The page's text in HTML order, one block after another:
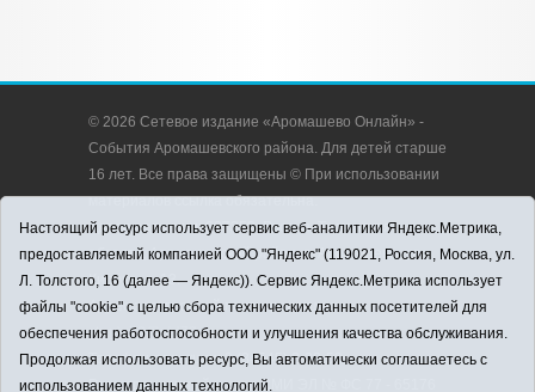
© 2026 Сетевое издание «Аромашево Онлайн» -
События Аромашевского района. Для детей старше
16 лет. Все права защищены © При использовании
материалов ссылка обязательна.
Адрес редакции: 627350, Россия, Тюменская
область, Аромашевский район, с. Аромашево, ул.
Кирова, д. 13.
Адрес электронной почты редакции:
strudu72@obl72.ru
Телефон редакции: 8 (34545) 2-30-58
Регистрационный номер СМИ ЭЛ № ФС 77 - 65176
Настоящий ресурс использует сервис веб-аналитики Яндекс.Метрика,
предоставляемый компанией ООО "Яндекс" (119021, Россия, Москва, ул.
Л. Толстого, 16 (далее — Яндекс)). Сервис Яндекс.Метрика использует
файлы "cookie" с целью сбора технических данных посетителей для
обеспечения работоспособности и улучшения качества обслуживания.
Продолжая использовать ресурс, Вы автоматически соглашаетесь с
использованием данных технологий.